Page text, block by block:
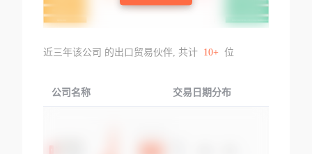
近三年该公司 的出口贸易伙伴, 共计 10+ 位
公司名称 交易日期分布